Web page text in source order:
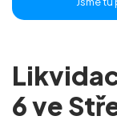
6 ve